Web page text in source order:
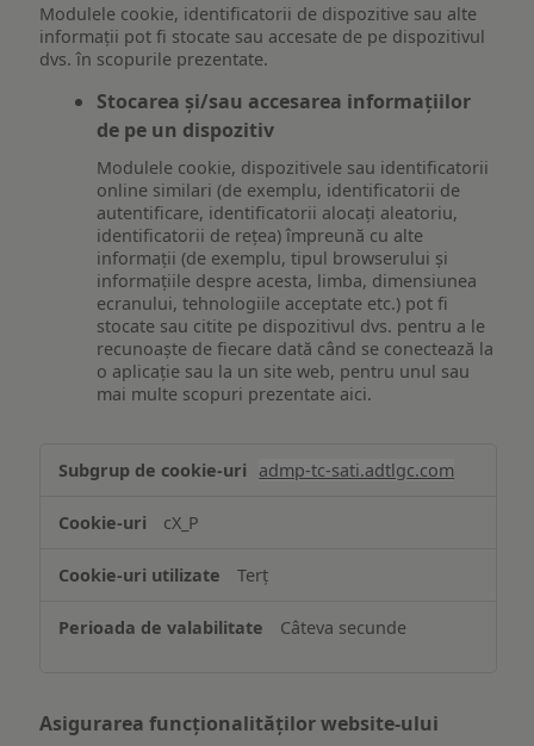
Modulele cookie, identificatorii de dispozitive sau alte
informații pot fi stocate sau accesate de pe dispozitivul
dvs. în scopurile prezentate.
Stocarea și/sau accesarea informațiilor
de pe un dispozitiv
Modulele cookie, dispozitivele sau identificatorii
online similari (de exemplu, identificatorii de
autentificare, identificatorii alocați aleatoriu,
identificatorii de rețea) împreună cu alte
informații (de exemplu, tipul browserului și
informațiile despre acesta, limba, dimensiunea
ecranului, tehnologiile acceptate etc.) pot fi
stocate sau citite pe dispozitivul dvs. pentru a le
recunoaște de fiecare dată când se conectează la
o aplicație sau la un site web, pentru unul sau
mai multe scopuri prezentate aici.
și/sau
informațiilor
pe
dispozitiv
admp-tc-sati.adtlgc.com
cX_P
Terț
Câteva secunde
Asigurarea funcționalităților website-ului